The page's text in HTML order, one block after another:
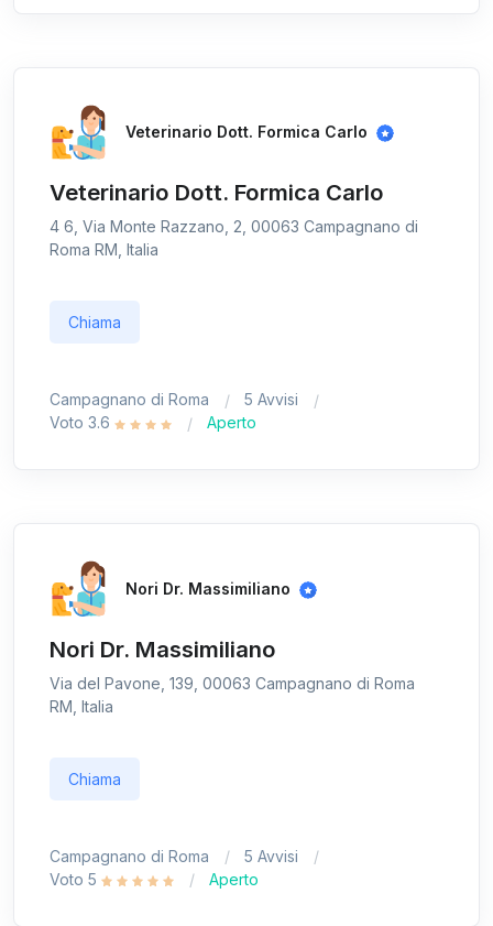
Veterinario Dott. Formica Carlo
Veterinario Dott. Formica Carlo
4 6, Via Monte Razzano, 2, 00063 Campagnano di
Roma RM, Italia
Chiama
Campagnano di Roma
5 Avvisi
Voto 3.6
Aperto
Nori Dr. Massimiliano
Nori Dr. Massimiliano
Via del Pavone, 139, 00063 Campagnano di Roma
RM, Italia
Chiama
Campagnano di Roma
5 Avvisi
Voto 5
Aperto